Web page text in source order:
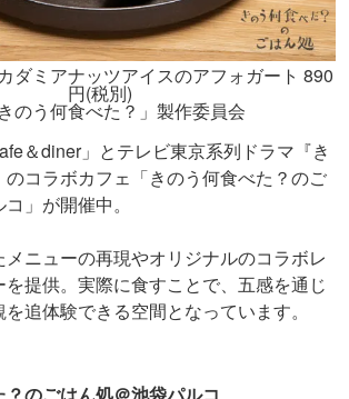
ダミアナッツアイスのアフォガート 890
円(税別)
のう何食べた？」製作委員会
＆diner」とテレビ東京系列ドラマ『き
コラボカフェ「きのう何食べた？のご
」が開催中。
メニューの再現やオリジナルのコラボレ
提供。実際に食すことで、五感を通じ
追体験できる空間となっています。